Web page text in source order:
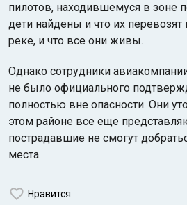
пилотов, находившемуся в зоне
дети найдены и что их перевозят
реке, и что все они живы.
Однако сотрудники
не было официального
полностью вне опасности. Они
этом районе все еще
пострадавшие не смогут
места.
Нравится